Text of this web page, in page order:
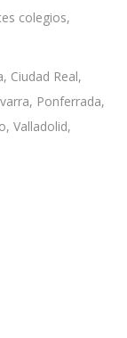
colegios,
Ciudad Real,
Ponferrada,
Valladolid,